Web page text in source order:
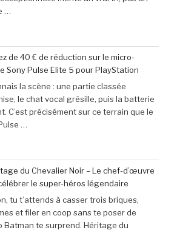
»
…
16% »
de 40 € de réduction sur le micro-
Sony Pulse Elite 5 pour PlayStation
la scène : une partie classée
le chat vocal grésille, puis la batterie
C’est précisément sur ce terrain que le
…
du Chevalier Noir – Le chef-d’œuvre
le super-héros légendaire
tu t’attends à casser trois briques,
et filer en coop sans te poser de
Batman te surprend. Héritage du